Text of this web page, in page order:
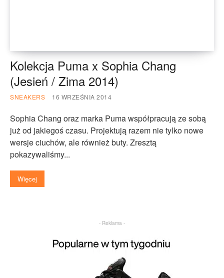
Kolekcja Puma x Sophia Chang
(Jesień / Zima 2014)
SNEAKERS 16 WRZEŚNIA 2014
Sophia Chang oraz marka Puma współpracują ze sobą
już od jakiegoś czasu. Projektują razem nie tylko nowe
wersje ciuchów, ale również buty. Zresztą
pokazywaliśmy...
Więcej
- Reklama -